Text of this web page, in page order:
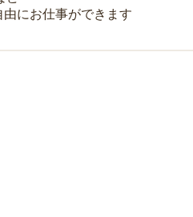
にお仕事ができます